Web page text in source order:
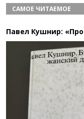
САМОЕ ЧИТАЕМОЕ
Павел Кушнир: